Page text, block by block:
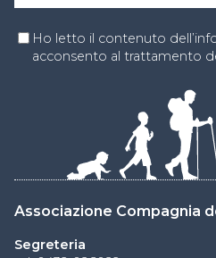
Associazione Compagnia
Segreteria
Ho letto il contenuto
acconsento al trattamento